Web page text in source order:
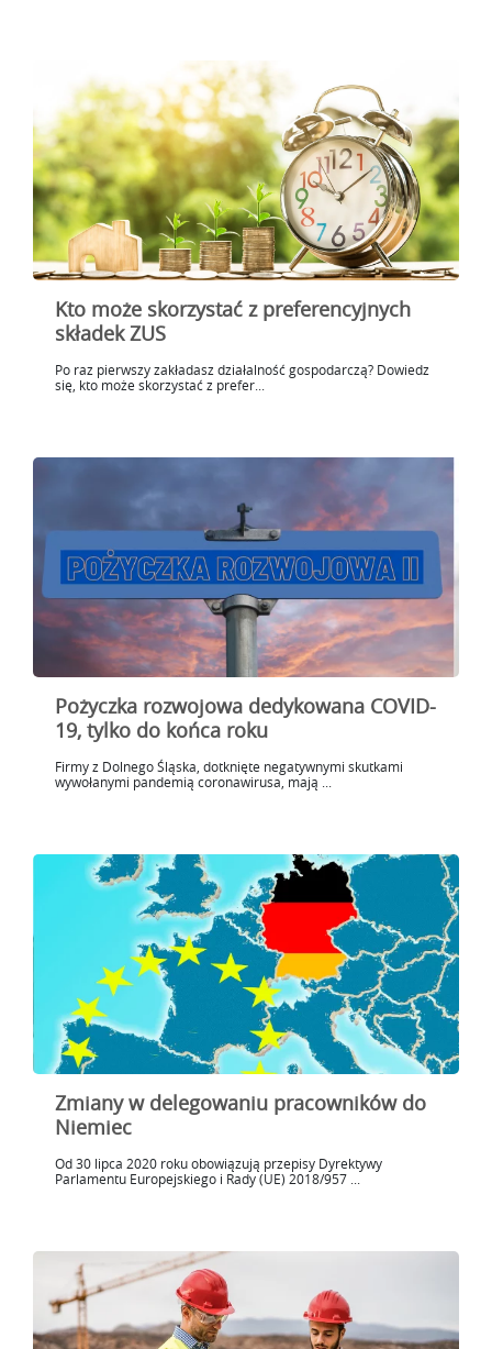
Kto może skorzystać z preferencyjnych
składek ZUS
Po raz pierwszy zakładasz działalność gospodarczą? Dowiedz
się, kto może skorzystać z prefer...
Pożyczka rozwojowa dedykowana COVID-
19, tylko do końca roku
Firmy z Dolnego Śląska, dotknięte negatywnymi skutkami
wywołanymi pandemią coronawirusa, mają ...
Zmiany w delegowaniu pracowników do
Niemiec
Od 30 lipca 2020 roku obowiązują przepisy Dyrektywy
Parlamentu Europejskiego i Rady (UE) 2018/957 ...